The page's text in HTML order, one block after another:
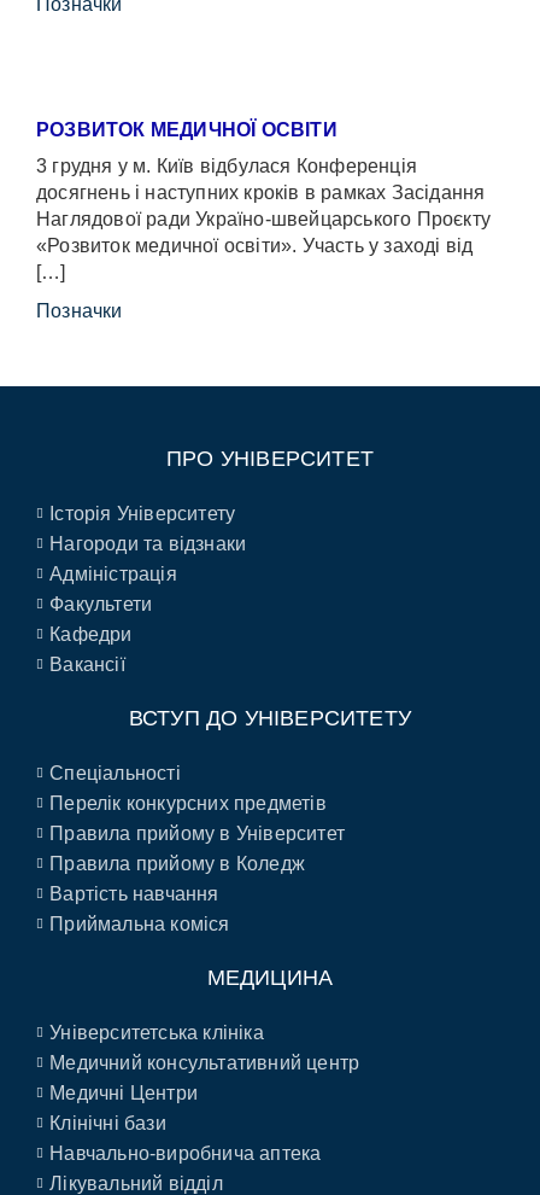
Позначки
РОЗВИТОК МЕДИЧНОЇ ОСВІТИ
3 грудня у м. Київ відбулася Конференція
досягнень і наступних кроків в рамках Засідання
Наглядової ради Україно-швейцарського Проєкту
«Розвиток медичної освіти». Участь у заході від
[…]
Позначки
ПРО УНІВЕРСИТЕТ
Історія Університету
Нагороди та відзнаки
Адміністрація
Факультети
Кафедри
Вакансії
ВСТУП ДО УНІВЕРСИТЕТУ
Спеціальності
Перелік конкурсних предметів
Правила прийому в Університет
Правила прийому в Коледж
Вартість навчання
Приймальна коміся
МЕДИЦИНА
Університетська клініка
Медичний консультативний центр
Медичні Центри
Клінічні бази
Навчально-виробнича аптека
Лікувальний відділ